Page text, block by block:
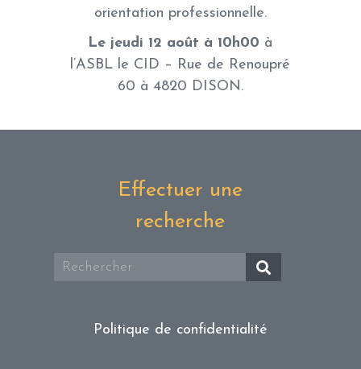
orientation professionnelle.
Le jeudi 12 août à 10h00 à
l’ASBL le CID – Rue de Renoupré
60 à 4820 DISON.
Effectuer une
recherche
Politique de confidentialité